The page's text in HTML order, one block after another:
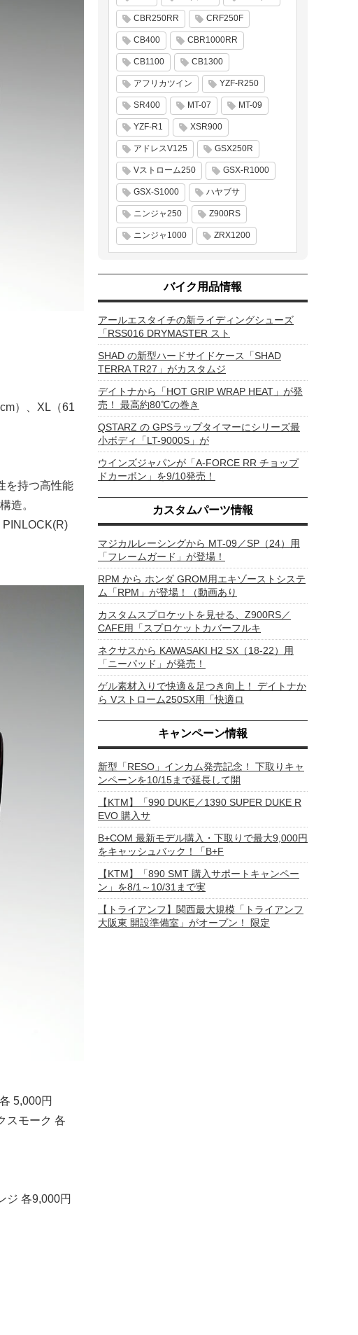
）、XL（61
を持つ高性能
造。
PINLOCK(R)
5,000円
スモーク 各
ジ 各9,000円
CBR250RR CRF250F
CB400 CBR1000RR
CB1100 CB1300
アフリカツイン YZF-R250
SR400 MT-07 MT-09
YZF-R1 XSR900
アドレスV125 GSX250R
Vストローム250 GSX-R1000
GSX-S1000 ハヤブサ
ニンジャ250 Z900RS
ニンジャ1000 ZRX1200
バイク用品情報
アールエスタイチの新ライディングシューズ
「RSS016 DRYMASTER スト
SHAD の新型ハードサイドケース「SHAD
TERRA TR27」がカスタムジ
デイトナから「HOT GRIP WRAP HEAT」が発
売！ 最高約80℃の巻き
QSTARZ の GPSラップタイマーにシリーズ最
小ボディ「LT-9000S」が
ウインズジャパンが「A-FORCE RR チョップ
ドカーボン」を9/10発売！
カスタムパーツ情報
マジカルレーシングから MT-09／SP（24）用
「フレームガード」が登場！
RPM から ホンダ GROM用エキゾーストシステ
ム「RPM」が登場！（動画あり
カスタムスプロケットを見せる、Z900RS／
CAFE用「スプロケットカバーフルキ
ネクサスから KAWASAKI H2 SX（18-22）用
「ニーパッド」が発売！
ゲル素材入りで快適＆足つき向上！ デイトナか
ら Vストローム250SX用「快適ロ
キャンペーン情報
新型「RESO」インカム発売記念！ 下取りキャ
ンペーンを10/15まで延長して開
【KTM】「990 DUKE／1390 SUPER DUKE R
EVO 購入サ
B+COM 最新モデル購入・下取りで最大9,000円
をキャッシュバック！「B+F
【KTM】「890 SMT 購入サポートキャンペー
ン」を8/1～10/31まで実
【トライアンフ】関西最大規模「トライアンフ
大阪東 開設準備室」がオープン！ 限定